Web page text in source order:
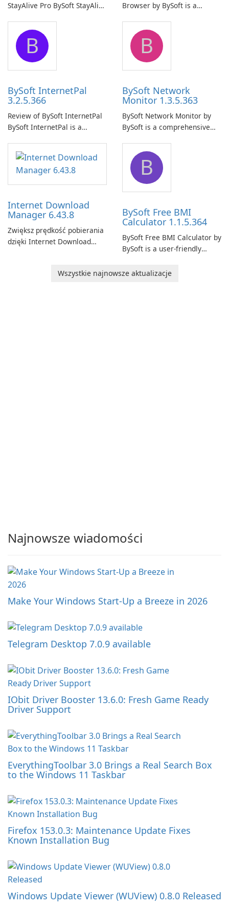
StayAlive Pro BySoft StayAlive
application designed to
ensure the continuous and
uninterrupted operation of
your computer system.
Browser by BySoft is a
application that allows users
to easily browse and manage
shared folders on their
network.
B
BySoft InternetPal
3.2.5.366
Review of BySoft InternetPal
BySoft InternetPal is a
application designed to
monitor your internet
connection and provide real-
time insights into its
B
BySoft Network
Monitor 1.3.5.363
BySoft Network Monitor by
BySoft is a comprehensive
designed to help businesses
effectively manage their
network infrastructure.
Internet Download
Manager 6.43.8
Zwiększ prędkość pobierania
dzięki Internet Download
B
BySoft Free BMI
Calculator 1.1.5.364
BySoft Free BMI Calculator by
BySoft is a user-friendly
designed to help you
Wszystkie najnowsze aktualizacje
Najnowsze wiadomości
Make Your Windows Start-Up a Breeze in 2026
Telegram Desktop 7.0.9 available
IObit Driver Booster 13.6.0: Fresh Game Ready
Driver Support
EverythingToolbar 3.0 Brings a Real Search Box
to the Windows 11 Taskbar
Firefox 153.0.3: Maintenance Update Fixes
Known Installation Bug
Windows Update Viewer (WUView) 0.8.0 Released